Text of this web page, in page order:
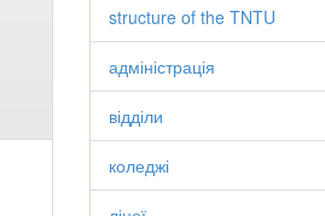
structure of the TNTU
адміністрація
відділи
коледжі